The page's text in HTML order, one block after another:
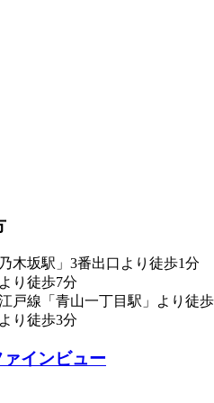
木坂駅」3番出口より徒歩1分
り徒歩7分
戸線「青山一丁目駅」より徒
り徒歩3分